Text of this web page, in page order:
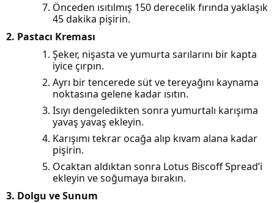
Önceden ısıtılmış 150 derecelik fırında yaklaşık
45 dakika pişirin.
2. Pastacı Kreması
Şeker, nişasta ve yumurta sarılarını bir kapta
iyice çırpın.
Ayrı bir tencerede süt ve tereyağını kaynama
noktasına gelene kadar ısıtın.
Isıyı dengeledikten sonra yumurtalı karışıma
yavaş yavaş ekleyin.
Karışımı tekrar ocağa alıp kıvam alana kadar
pişirin.
Ocaktan aldıktan sonra Lotus Biscoff Spread’i
ekleyin ve soğumaya bırakın.
3. Dolgu ve Sunum